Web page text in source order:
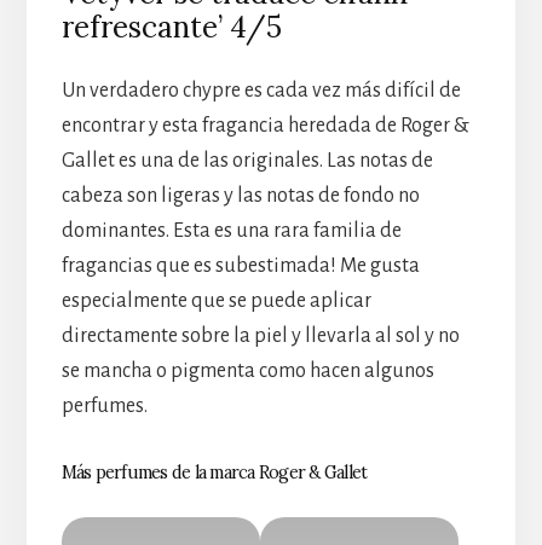
refrescante’ 4/5
Un verdadero chypre es cada vez más difícil de
encontrar y esta fragancia heredada de Roger &
Gallet es una de las originales. Las notas de
cabeza son ligeras y las notas de fondo no
dominantes. Esta es una rara familia de
fragancias que es subestimada! Me gusta
especialmente que se puede aplicar
directamente sobre la piel y llevarla al sol y no
se mancha o pigmenta como hacen algunos
perfumes.
Más perfumes de la marca Roger & Gallet